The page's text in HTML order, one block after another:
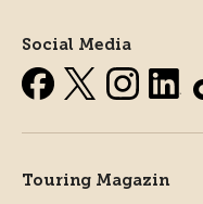
Social Media
Touring Magazin